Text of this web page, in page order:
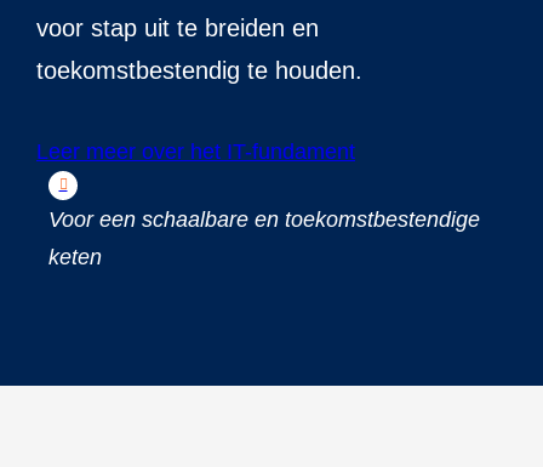
voor stap uit te breiden en
toekomstbestendig te houden.
Leer meer over het IT-fundament
Voor een schaalbare en toekomstbestendige
keten